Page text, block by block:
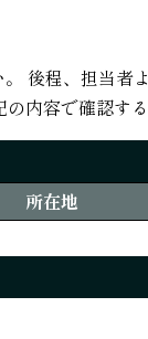
後程、担当者
内容で確認す
所在地